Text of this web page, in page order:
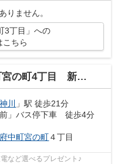
りません。
3丁目」への
こちら
町4丁目 新築分譲☆
川
」駅 徒歩21分
前」バス停下車 徒歩4分
中町宮の町４丁目
など選べるプレゼント♪